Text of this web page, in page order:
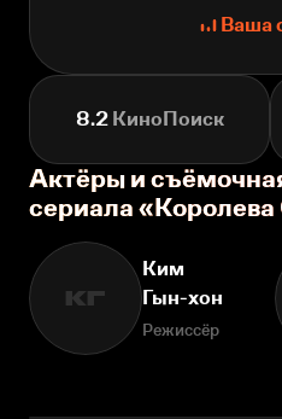
Ваша
8.2КиноПоиск
Актёры и
сериала
КГ
Ким
Гын-хон
Режиссёр